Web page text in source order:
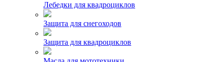
Лебедки для квадроциклов
Защита для снегоходов
Защита для квадроциклов